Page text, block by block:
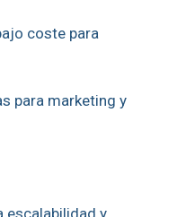
coste para
para marketing y